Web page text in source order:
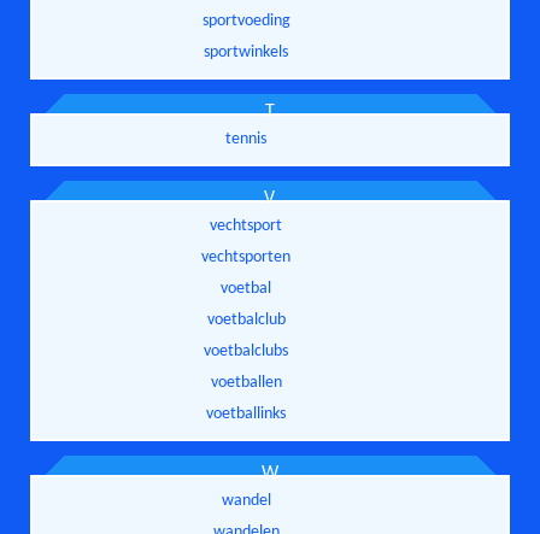
sportvoeding
sportwinkels
T
tennis
V
vechtsport
vechtsporten
voetbal
voetbalclub
voetbalclubs
voetballen
voetballinks
W
wandel